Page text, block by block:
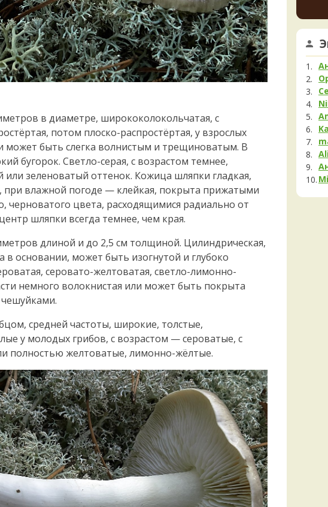
в диаметре, ширококолокольчатая, с
потом плоско-распростёртая, у взрослых
может быть слегка волнистым и трещиноватым. В
бугорок. Светло-серая, с возрастом темнее,
или зеленоватый оттенок. Кожица шляпки гладкая,
при влажной погоде — клейкая, покрыта прижатыми
черноватого цвета, расходящимися радиально от
шляпки всегда темнее, чем края.
длиной и до 2,5 см толщиной. Цилиндрическая,
в основании, может быть изогнутой и глубоко
серовато-желтоватая, светло-лимонно-
немного волокнистая или может быть покрыта
средней частоты, широкие, толстые,
у молодых грибов, с возрастом — сероватые, с
полностью желтоватые, лимонно-жёлтые.
23 часа
23 часа